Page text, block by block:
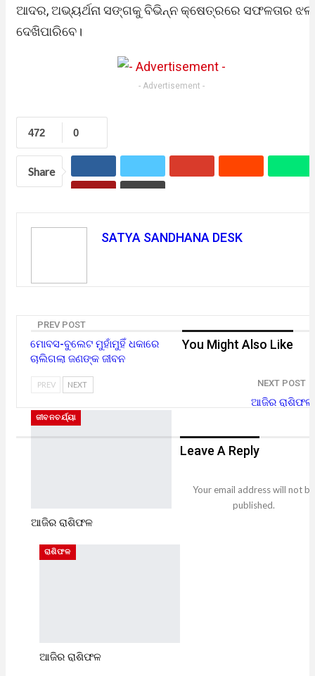
ଆଦର, ଅଭ୍ୟର୍ଥନା ସଙ୍ଗକୁ ବିଭିନ୍ନ କ୍ଷେତ୍ରରେ ସଫଳତାର
ଦେଖିପାରିବେ।
- Advertisement -
0
472
Share
SATYA SANDHANA DESK
PREV POST
ମୋବସ-ବୁଲେଟ ମୁହାଁମୁହିଁ ଧକାରେ
ଚାଲିଗଲା ଜଣଙ୍କ ଜୀବନ
NEXT POST
ଆଜିର ରାଶିଫଳ
You Might Also Like
ଜୀବନଚର୍ଯ୍ୟା
ଆଜିର ରାଶିଫଳ
ରାଶିଫଳ
ଆଜିର ରାଶିଫଳ
PREV NEXT
Leave A Reply
Your email address will not be
published.